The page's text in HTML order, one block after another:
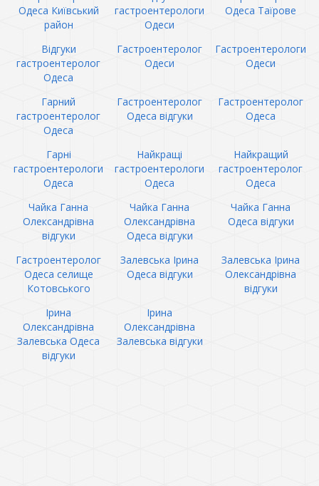
Одеса Київський
район
гастроентерологи
Одеси
Одеса Таїрове
Відгуки
гастроентеролог
Одеса
Гастроентеролог
Одеси
Гастроентерологи
Одеси
Гарний
гастроентеролог
Одеса
Гастроентеролог
Одеса відгуки
Гастроентеролог
Одеса
Гарні
гастроентерологи
Одеса
Найкращі
гастроентерологи
Одеса
Найкращий
гастроентеролог
Одеса
Чайка Ганна
Олександрівна
відгуки
Чайка Ганна
Олександрівна
Одеса відгуки
Чайка Ганна
Одеса відгуки
Гастроентеролог
Одеса селище
Котовського
Залевська Ірина
Одеса відгуки
Залевська Ірина
Олександрівна
відгуки
Ірина
Олександрівна
Залевська Одеса
відгуки
Ірина
Олександрівна
Залевська відгуки